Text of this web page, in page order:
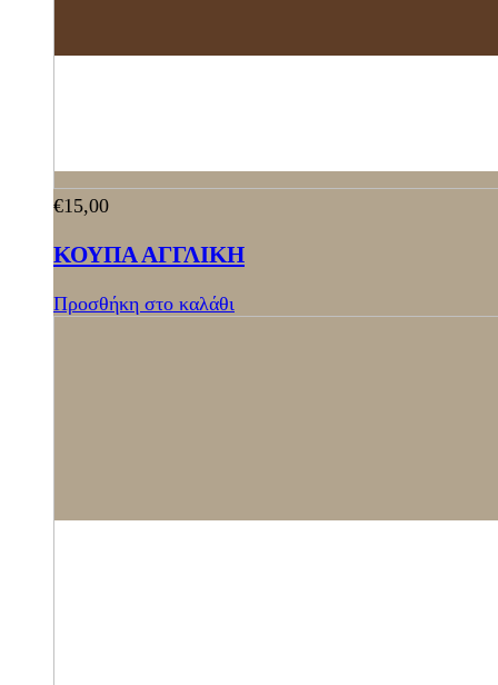
€15,00
ΚΟΥΠΑ ΑΓΓΛΙΚΗ
Προσθήκη στο καλάθι